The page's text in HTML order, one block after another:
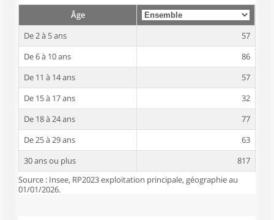
Âge
De 2 à 5 ans
57
De 6 à 10 ans
86
De 11 à 14 ans
57
De 15 à 17 ans
32
De 18 à 24 ans
77
De 25 à 29 ans
63
30 ans ou plus
817
Source : Insee, RP2023 exploitation principale, géographie au
01/01/2026.